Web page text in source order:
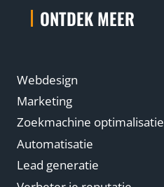
ONTDEK MEER
Webdesign
Marketing
Zoekmachine optimalisatie
Automatisatie
Lead generatie